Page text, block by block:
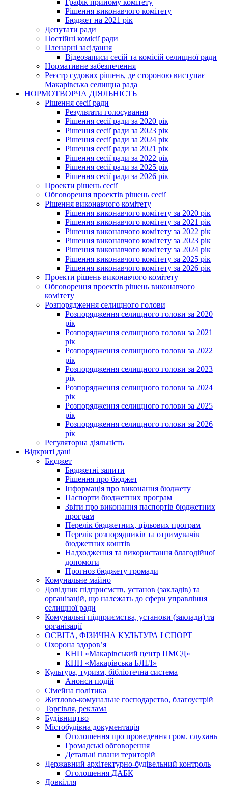
Графік прийому комітету
Рішення виконавчого комітету
Бюджет на 2021 рік
Депутати ради
Постійні комісії ради
Пленарні засідання
Відеозаписи сесій та комісій селищної ради
Нормативне забезпечення
Реєстр судових рішень, де стороною виступає
Макарівська селищна рада
НОРМОТВОРЧА ДІЯЛЬНІСТЬ
Рішення сесії ради
Результати голосування
Рішення сесії ради за 2020 рік
Рішення сесії ради за 2023 рік
Рішення сесії ради за 2024 рік
Рішення сесії ради за 2021 рік
Рішення сесії ради за 2022 рік
Рішення сесії ради за 2025 рік
Рішення сесії ради за 2026 рік
Проекти рішень сесії
Обговорення проектів рішень сесії
Рішення виконавчого комітету
Рішення виконавчого комітету за 2020 рік
Рішення виконавчого комітету за 2021 рік
Рішення виконавчого комітету за 2022 рік
Рішення виконавчого комітету за 2023 рік
Рішення виконавчого комітету за 2024 рік
Рішення виконавчого комітету за 2025 рік
Рішення виконавчого комітету за 2026 рік
Проекти рішень виконавчого комітету
Обговорення проектів рішень виконавчого
комітету
Розпорядження селищного голови
Розпорядження селищного голови за 2020
рік
Розпорядження селищного голови за 2021
рік
Розпорядження селищного голови за 2022
рік
Розпорядження селищного голови за 2023
рік
Розпорядження селищного голови за 2024
рік
Розпорядження селищного голови за 2025
рік
Розпорядження селищного голови за 2026
рік
Регуляторна діяльність
Відкриті дані
Бюджет
Бюджетні запити
Рішення про бюджет
Інформація про виконання бюджету
Паспорти бюджетних програм
Звіти про виконання паспортів бюджетних
програм
Перелік бюджетних, цільових програм
Перелік розпорядників та отримувачів
бюджетних коштів
Надходження та використання благодійної
допомоги
Прогноз бюджету громади
Комунальне майно
Довідник підприємств, установ (закладів) та
організацій, що належать до сфери управління
селищної ради
Комунальні підприємства, установи (заклади) та
організації
ОСВІТА, ФІЗИЧНА КУЛЬТУРА І СПОРТ
Охорона здоров’я
КНП «Макарівський центр ПМСД»
КНП «Макарівська БЛІЛ»
Культура, туризм, бібліотечна система
Анонси подій
Сімейна політика
Житлово-комунальне господарство, благоустрій
Торгівля, реклама
Будівництво
Містобудівна документація
Оголошення про проведення гром. слухань
Громадські обговорення
Детальні плани територій
Державний архітектурно-будівельний контроль
Оголошення ДАБК
Довкілля